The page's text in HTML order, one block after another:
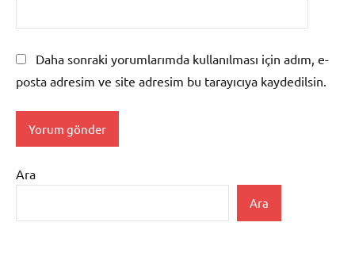
Daha sonraki yorumlarımda kullanılması için adım, e-
posta adresim ve site adresim bu tarayıcıya kaydedilsin.
Ara
Ara